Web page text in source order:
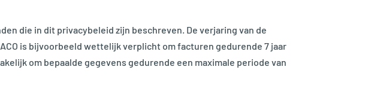
die in dit privacybeleid zijn beschreven. De verjaring van de
is bijvoorbeeld wettelijk verplicht om facturen gedurende 7 jaar
om bepaalde gegevens gedurende een maximale periode van